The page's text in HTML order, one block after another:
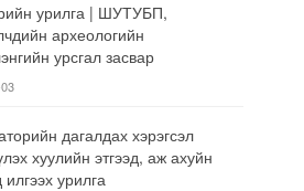
урилга | ШУТУБП,
археологийн
урсгал засвар
дагалдах хэрэгсэл
хуулийн этгээд, аж ахуйн
илгээх урилга